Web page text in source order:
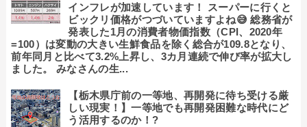
インフレが加速しています！ スーパーに行くと
ビックリ価格がつづいていますよね😅 総務省が
発表した1月の消費者物価指数（CPI、2020年
=100）は変動の大きい生鮮食品を除く総合が109.8となり、
前年同月と比べて3.2%上昇し、3カ月連続で伸び率が拡大し
ました。 みなさんの生...
【栃木県庁前の一等地、再開発に待ち受ける厳
しい現実！】一等地でも再開発困難な時代にど
う活用するのか！?